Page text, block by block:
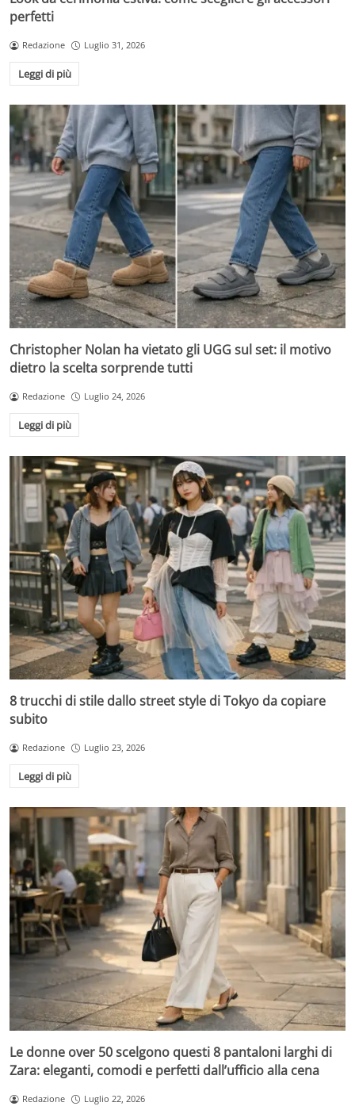
perfetti
Redazione Luglio 31, 2026
Leggi di più
Christopher Nolan ha vietato gli UGG sul set: il motivo
dietro la scelta sorprende tutti
Redazione Luglio 24, 2026
Leggi di più
8 trucchi di stile dallo street style di Tokyo da copiare
subito
Redazione Luglio 23, 2026
Leggi di più
Le donne over 50 scelgono questi 8 pantaloni larghi di
Zara: eleganti, comodi e perfetti dall’ufficio alla cena
Redazione Luglio 22, 2026